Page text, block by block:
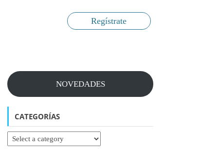
Regístrate
NOVEDADES
CATEGORÍAS